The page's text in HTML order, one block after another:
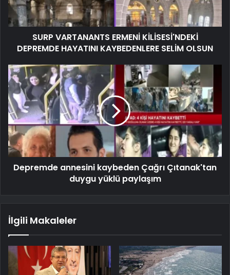
SURP VARTANANTS ERMENİ KİLİSESİ'NDEKİ
DEPREMDE HAYATINI KAYBEDENLERE SELİM OLSUN
Depremde annesini kaybeden Çağrı Çıtanak'tan
duygu yüklü paylaşım
İlgili Makaleler